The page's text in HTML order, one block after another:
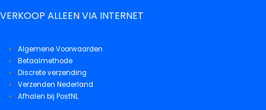
VERKOOP ALLEEN VIA INTERNET
Algemene Voorwaarden
Betaalmethode
Discrete verzending
Verzenden Nederland
Afhalen bij PostNL